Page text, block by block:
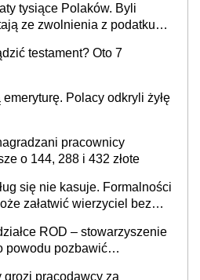
tysiące Polaków. Byli
ze zwolnienia z podatku
testament? Oto 7
Polacy odkryli żyłę
pracownicy
o 144, 288 i 432 złote
się nie kasuje. Formalności
załatwić wierzyciel bez
ROD – stowarzyszenie
powodu pozbawić
grozi pracodawcy za